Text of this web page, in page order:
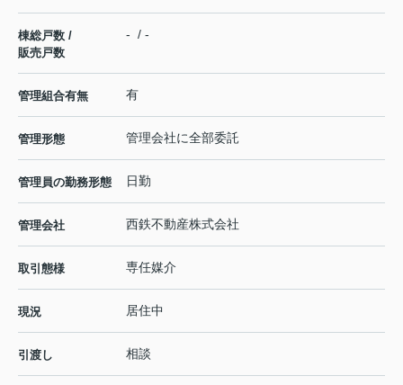
棟総戸数 /
販売戸数
- / -
管理組合有無 有
管理形態 管理会社に全部委託
管理員の勤務形態 日勤
管理会社 西鉄不動産株式会社
取引態様 専任媒介
現況 居住中
引渡し 相談